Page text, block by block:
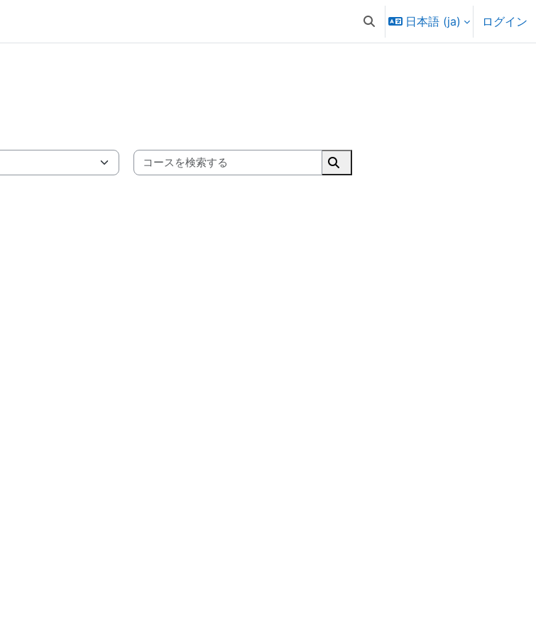
検索入力に切り替える
日本語 ‎(ja)‎ ログイン
コースを検索する
コースを検索する